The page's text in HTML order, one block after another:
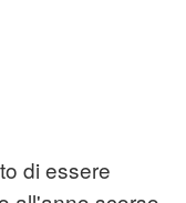
di essere